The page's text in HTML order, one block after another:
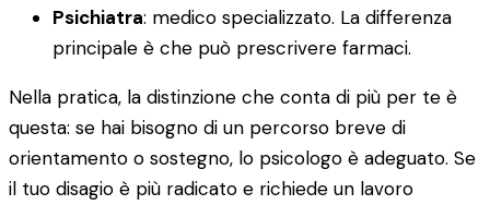
Psichiatra: medico specializzato. La differenza
principale è che può prescrivere farmaci.
Nella pratica, la distinzione che conta di più per te è
questa: se hai bisogno di un percorso breve di
orientamento o sostegno, lo psicologo è adeguato. Se
il tuo disagio è più radicato e richiede un lavoro